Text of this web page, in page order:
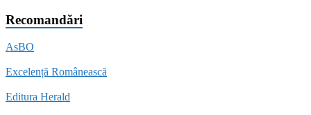
Recomandări
AsBO
Excelență Românească
Editura Herald